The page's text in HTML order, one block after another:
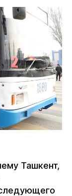
Ташкент,